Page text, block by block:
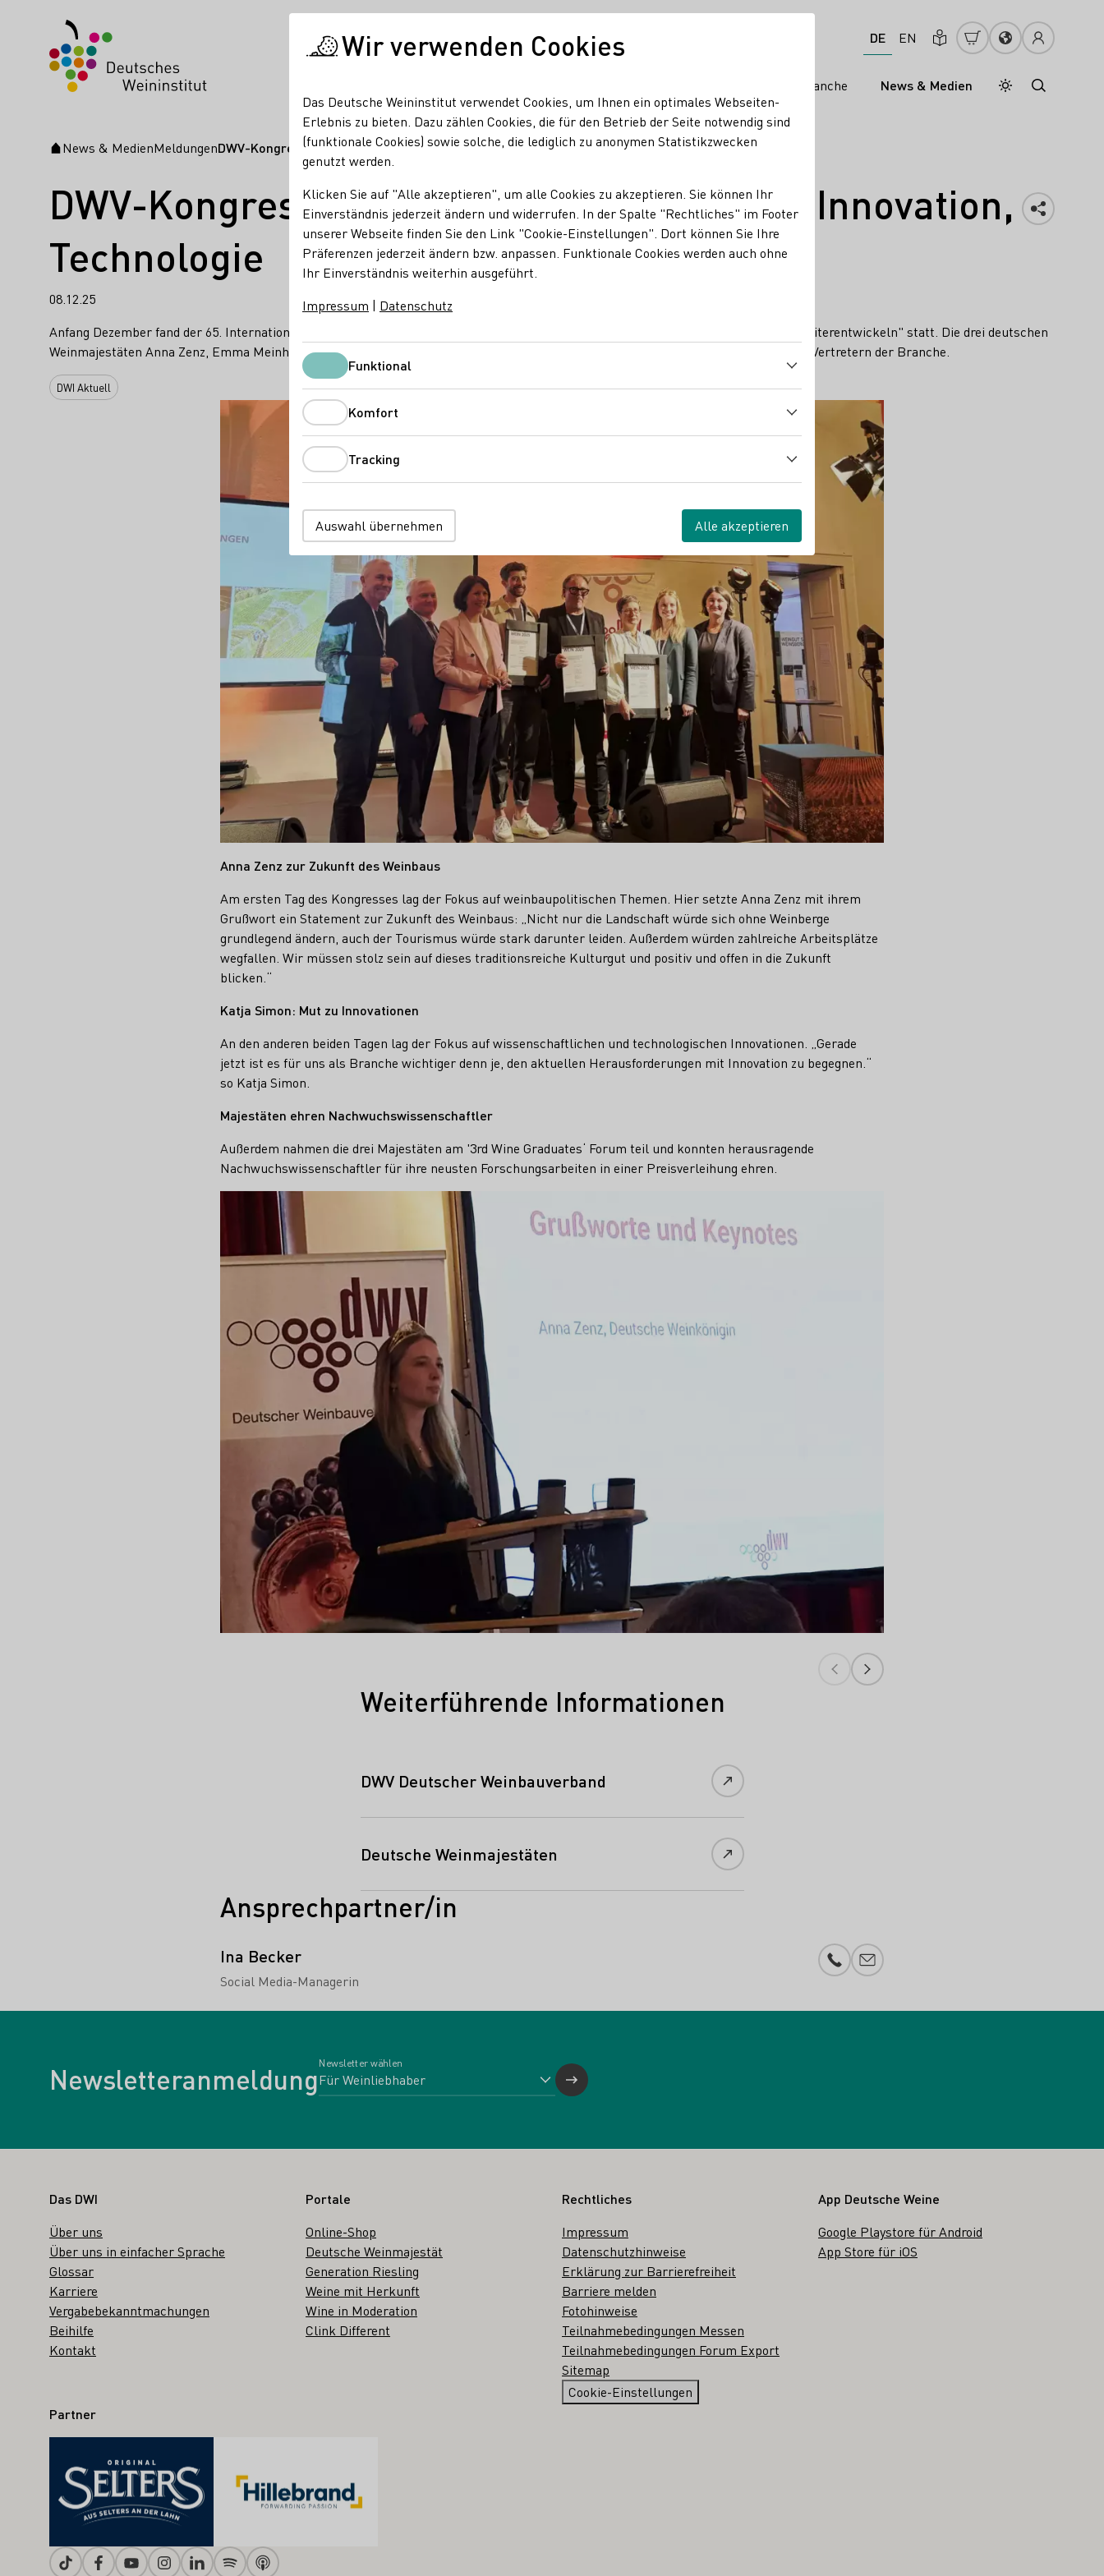
DE EN
Weinbranche News & Medien Tagesmodus
Nachtmodus
Startseite
News & MedienMeldungenDWV-Kongress: Majestäten für Austausch, Innovation & neue Technologien
DWV-Kongress: Majestäten für Austausch, Innovation,
Technologie
08.12.25
Anfang Dezember fand der 65. Internationale DWV-Kongress unter dem Leitthema "Weinkultur – präzise, effizient und nachhaltig weiterentwickeln" statt. Die drei deutschen
Weinmajestäten Anna Zenz, Emma Meinhardt und Katja Simon gingen in den direkten Austausch mit nationalen und internationalen Vertretern der Branche.
DWI Aktuell
Anna Zenz zur Zukunft des Weinbaus
Am ersten Tag des Kongresses lag der Fokus auf weinbaupolitischen Themen. Hier setzte Anna Zenz mit ihrem
Grußwort ein Statement zur Zukunft des Weinbaus: „Nicht nur die Landschaft würde sich ohne Weinberge
grundlegend ändern, auch der Tourismus würde stark darunter leiden. Außerdem würden zahlreiche Arbeitsplätze
wegfallen. Wir müssen stolz sein auf dieses traditionsreiche Kulturgut und positiv und offen in die Zukunft
blicken.“
Katja Simon: Mut zu Innovationen
An den anderen beiden Tagen lag der Fokus auf wissenschaftlichen und technologischen Innovationen. „Gerade
jetzt ist es für uns als Branche wichtiger denn je, den aktuellen Herausforderungen mit Innovation zu begegnen.“
so Katja Simon.
Majestäten ehren Nachwuchswissenschaftler
Außerdem nahmen die drei Majestäten am '3rd Wine Graduates‘ Forum teil und konnten herausragende
Nachwuchswissenschaftler für ihre neusten Forschungsarbeiten in einer Preisverleihung ehren.
Weiterführende Informationen
DWV Deutscher Weinbauverband
Deutsche Weinmajestäten
Ansprechpartner/in
Ina Becker
Social Media-Managerin
Telefonnummer
E-Mail-Adresse
Newsletteranmeldung
Newsletter wählen
Fußbereich
Das DWI
Über uns
Über uns in einfacher Sprache
Glossar
Karriere
Vergabebekanntmachungen
Beihilfe
Kontakt
Portale
Online-Shop
Deutsche Weinmajestät
Generation Riesling
Weine mit Herkunft
Wine in Moderation
Clink Different
Rechtliches
Impressum
Datenschutzhinweise
Erklärung zur Barrierefreiheit
Barriere melden
Fotohinweise
Teilnahmebedingungen Messen
Teilnahmebedingungen Forum Export
Sitemap
Cookie-Einstellungen
Wir verwenden Cookies
Das Deutsche Weininstitut verwendet Cookies, um Ihnen ein optimales Webseiten-
Erlebnis zu bieten. Dazu zählen Cookies, die für den Betrieb der Seite notwendig sind
(funktionale Cookies) sowie solche, die lediglich zu anonymen Statistikzwecken
genutzt werden.
Klicken Sie auf "Alle akzeptieren", um alle Cookies zu akzeptieren. Sie können Ihr
Einverständnis jederzeit ändern und widerrufen. In der Spalte "Rechtliches" im Footer
unserer Webseite finden Sie den Link "Cookie-Einstellungen". Dort können Sie Ihre
Präferenzen jederzeit ändern bzw. anpassen. Funktionale Cookies werden auch ohne
Ihr Einverständnis weiterhin ausgeführt.
Impressum | Datenschutz
FunktionalFunktional
Komfort
Tracking
Auswahl übernehmen Alle akzeptieren
App Deutsche Weine
Google Playstore für Android
App Store für iOS
Partner
TiktokFacebookYoutubeInstagramLinkedinSpotifyApple